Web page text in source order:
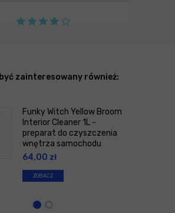
być zainteresowany również:
Funky Witch Yellow Broom
Interior Cleaner 1L -
preparat do czyszczenia
wnętrza samochodu
64,00 zł
ZOBACZ